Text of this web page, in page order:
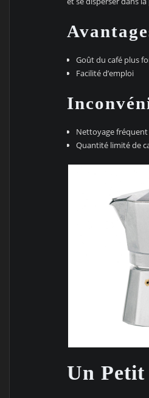
Goût du café plus
Facilité d’emploi
Nettoyage
Quantité limité de
Un Petit